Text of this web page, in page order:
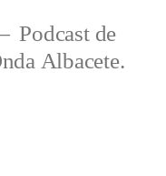
Podcast de
Albacete.